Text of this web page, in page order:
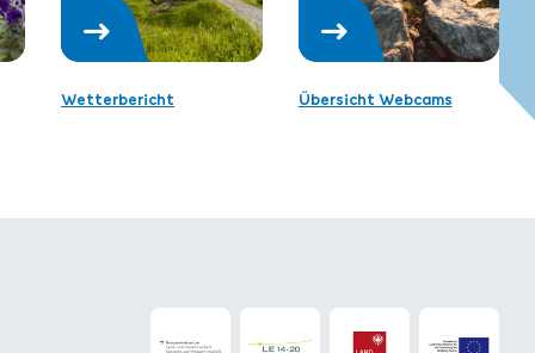
Wetterbericht Übersicht Webcams